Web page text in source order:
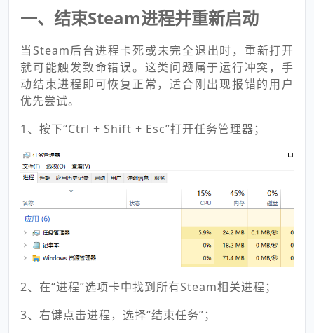
一、结束Steam进程并重新启动
当Steam后台进程卡死或未完全退出时，重新打开
就可能触发致命错误。这类问题属于运行冲突，手
动结束进程即可恢复正常，适合刚出现报错的用户
优先尝试。
1、按下“Ctrl + Shift + Esc”打开任务管理器；
2、在“进程”选项卡中找到所有Steam相关进程；
3、右键点击进程，选择“结束任务”；